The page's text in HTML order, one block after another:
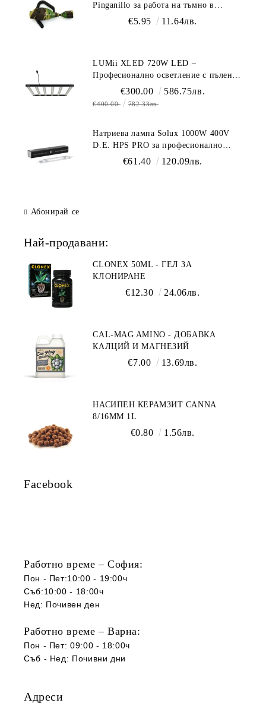
Pinganillo за работа на тъмно в
€5.95 11.64лв.
LUMii XLED 720W LED –
Професионално осветление с пълен
спектър (1700 µmol/s)
€300.00 586.75лв.
€400.00 782.33лв.
Натриева лампа Solux 1000W 400V
D.E. HPS PRO за професионално
осветление€61.40 120.09лв.
Абонирай се
Най-продавани:
CLONEX 50ML - ГЕЛ ЗА
КЛОНИРАНЕ
€12.30 24.06лв.
CAL-MAG AMINO - ДОБАВКА
КАЛЦИЙ И МАГНЕЗИЙ
€7.00 13.69лв.
НАСИПЕН КЕРАМЗИТ CANNA
8/16ММ 1L
€0.80 1.56лв.
Facebook
Работно време – София:
Пон - Пет:10:00 - 19:00ч
Съб:10:00 - 18:00ч
Нед: Почивен ден
Работно време – Варна:
Пон - Пет: 09:00 - 18:00ч
Съб - Нед: Почивни дни
Адреси